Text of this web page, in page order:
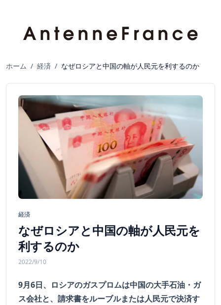
ホーム / 経済 / なぜロシアと中国の軸が人民元を利するのか
経済
なぜロシアと中国の軸が人民元を
利するのか
2022/9/10
9月6日、ロシアのガスプロムは中国の大手石油・ガ
ス会社と、請求書をルーブルまたは人民元で決済す